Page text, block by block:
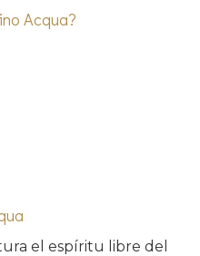
Acqua?
el espíritu libre del